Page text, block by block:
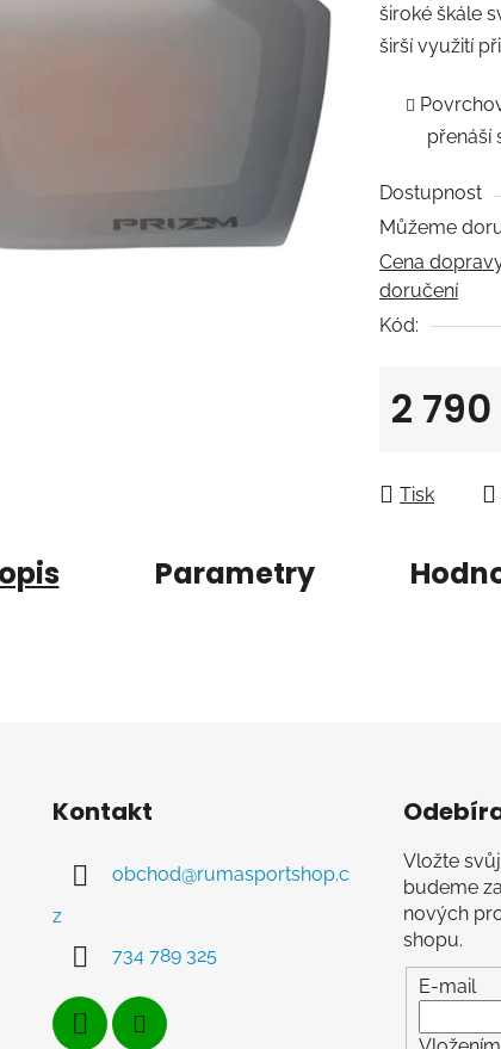
z
5
široké škále
širší využití
přenáší
Dostupnost
Můžeme
Cena
doručení
Kód:
2
Tisk
Parametry
Kontakt
obchod@rumasportshop.c
z
734 789 325
Vložte
budeme
nových
shopu.
E-mail